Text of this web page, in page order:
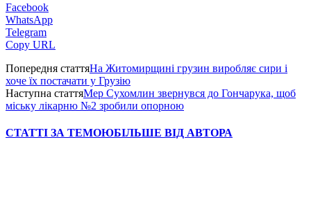
Facebook
WhatsApp
Telegram
Copy URL
Попередня статтяНа Житомирщині грузин виробляє сири і
хоче їх постачати у Грузію
Наступна статтяМер Сухомлин звернувся до Гончарука, щоб
міську лікарню №2 зробили опорною
СТАТТІ ЗА ТЕМОЮБІЛЬШЕ ВІД АВТОРА